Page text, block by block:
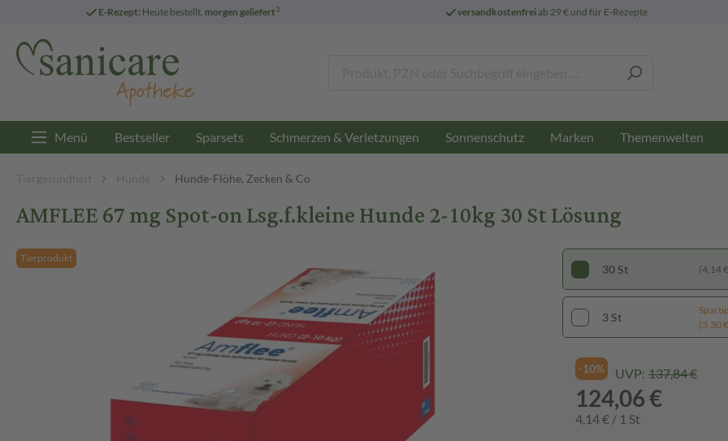
E-Rezept: Heute bestellt, morgen geliefert3 versandkostenfreiab 29 € und für E-Rezepte
Menü Bestseller Sparsets Schmerzen & Verletzungen Sonnenschutz Marken Themenwelten
Tiergesundheit Hunde Hunde-Flöhe, Zecken & Co
AMFLEE 67 mg Spot-on Lsg.f.kleine Hunde 2-10kg 30 St Lösung
Tierprodukt
30 St (4,14
3 St
(3,30
-10% UVP: 137,84 €
124,06 €
4,14 € / 1 St